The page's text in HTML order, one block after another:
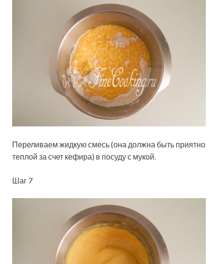
Переливаем жидкую смесь (она должна быть приятно
теплой за счет кефира) в посуду с мукой.
Шаг 7